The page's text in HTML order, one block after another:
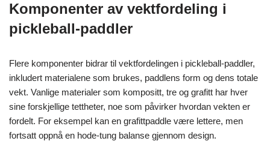
Komponenter av vektfordeling i
pickleball-paddler
Flere komponenter bidrar til vektfordelingen i pickleball-paddler,
inkludert materialene som brukes, paddlens form og dens totale
vekt. Vanlige materialer som kompositt, tre og grafitt har hver
sine forskjellige tettheter, noe som påvirker hvordan vekten er
fordelt. For eksempel kan en grafittpaddle være lettere, men
fortsatt oppnå en hode-tung balanse gjennom design.